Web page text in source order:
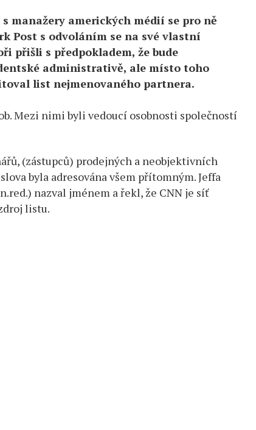
manažery amerických médií se pro ně
Post s odvoláním se na své vlastní
přišli s předpokladem, že bude
administrativě, ale místo toho
list nejmenovaného partnera.
Mezi nimi byli vedoucí osobnosti společností
(zástupců) prodejných a neobjektivních
byla adresována všem přítomným. Jeffa
nazval jménem a řekl, že CNN je síť
listu.